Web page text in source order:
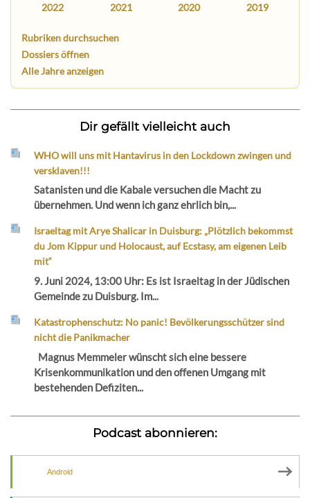
2022 2021 2020 2019
Rubriken durchsuchen
Dossiers öffnen
Alle Jahre anzeigen
Dir gefällt vielleicht auch
WHO will uns mit Hantavirus in den Lockdown zwingen und
versklaven!!!
Satanisten und die Kabale versuchen die Macht zu
übernehmen. Und wenn ich ganz ehrlich bin,...
Israeltag mit Arye Shalicar in Duisburg: „Plötzlich bekommst
du Jom Kippur und Holocaust, auf Ecstasy, am eigenen Leib
mit“
9. Juni 2024, 13:00 Uhr: Es ist Israeltag in der Jüdischen
Gemeinde zu Duisburg. Im...
Katastrophenschutz: No panic! Bevölkerungsschützer sind
nicht die Panikmacher
Magnus Memmeler wünscht sich eine bessere
Krisenkommunikation und den offenen Umgang mit
bestehenden Defiziten...
Podcast abonnieren:
Android